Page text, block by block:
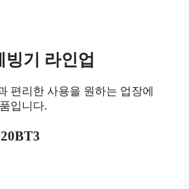
기 라인업
편리한 사용을 원하는 업장에
입니다.